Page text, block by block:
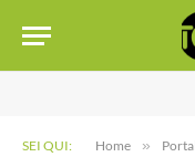
SEI QUI: Home »